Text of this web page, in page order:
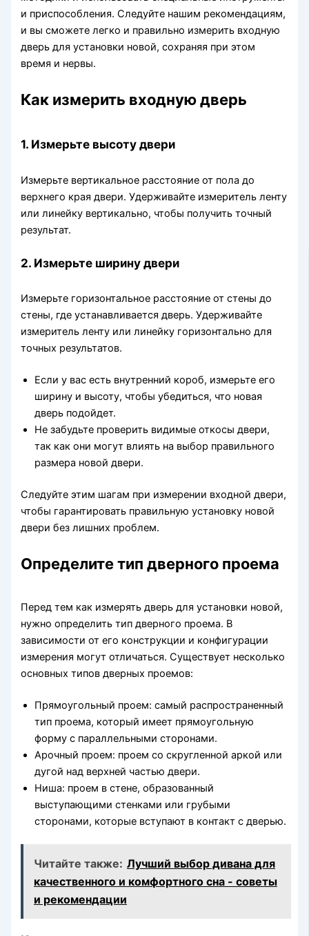
и приспособления. Следуйте нашим рекомендациям,
и вы сможете легко и правильно измерить входную
дверь для установки новой, сохраняя при этом
время и нервы.
Как измерить входную дверь
1. Измерьте высоту двери
Измерьте вертикальное расстояние от пола до
верхнего края двери. Удерживайте измеритель ленту
или линейку вертикально, чтобы получить точный
результат.
2. Измерьте ширину двери
Измерьте горизонтальное расстояние от стены до
стены, где устанавливается дверь. Удерживайте
измеритель ленту или линейку горизонтально для
точных результатов.
Если у вас есть внутренний короб, измерьте его
ширину и высоту, чтобы убедиться, что новая
дверь подойдет.
Не забудьте проверить видимые откосы двери,
так как они могут влиять на выбор правильного
размера новой двери.
Следуйте этим шагам при измерении входной двери,
чтобы гарантировать правильную установку новой
двери без лишних проблем.
Определите тип дверного проема
Перед тем как измерять дверь для установки новой,
нужно определить тип дверного проема. В
зависимости от его конструкции и конфигурации
измерения могут отличаться. Существует несколько
основных типов дверных проемов:
Прямоугольный проем: самый распространенный
тип проема, который имеет прямоугольную
форму с параллельными сторонами.
Арочный проем: проем со скругленной аркой или
дугой над верхней частью двери.
Ниша: проем в стене, образованный
выступающими стенками или грубыми
сторонами, которые вступают в контакт с дверью.
Читайте также: Лучший выбор дивана для
качественного и комфортного сна - советы
и рекомендации